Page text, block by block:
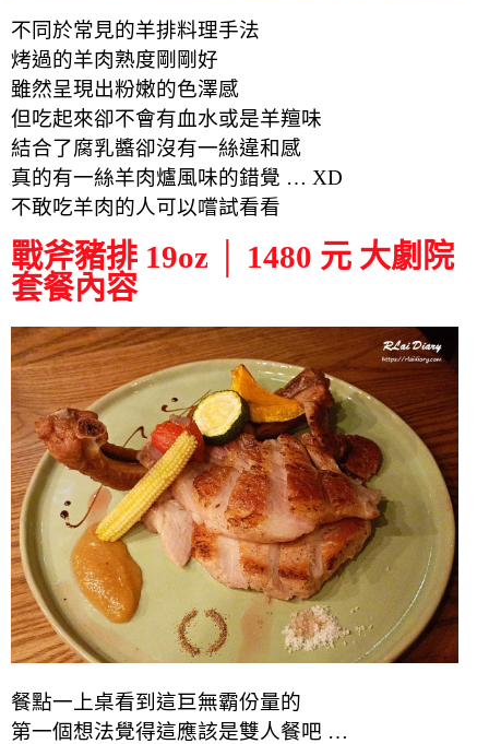
不同於常見的羊排料理手法
烤過的羊肉熟度剛剛好
雖然呈現出粉嫩的色澤感
但吃起來卻不會有血水或是羊羶味
結合了腐乳醬卻沒有一絲違和感
真的有一絲羊肉爐風味的錯覺 … XD
不敢吃羊肉的人可以嚐試看看
戰斧豬排 19oz │ 1480 元 大劇院
套餐內容
餐點一上桌看到這巨無霸份量的
第一個想法覺得這應該是雙人餐吧 …